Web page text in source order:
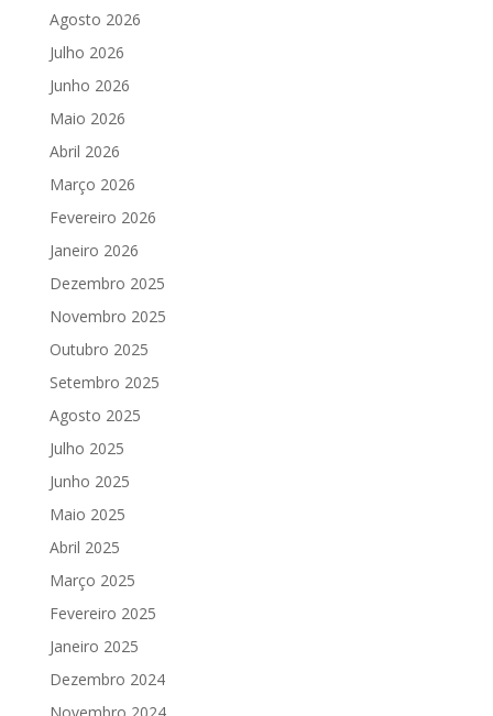
Agosto 2026
Julho 2026
Junho 2026
Maio 2026
Abril 2026
Março 2026
Fevereiro 2026
Janeiro 2026
Dezembro 2025
Novembro 2025
Outubro 2025
Setembro 2025
Agosto 2025
Julho 2025
Junho 2025
Maio 2025
Abril 2025
Março 2025
Fevereiro 2025
Janeiro 2025
Dezembro 2024